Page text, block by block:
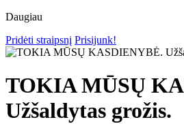
Daugiau
Pridėti straipsnį Prisijunk!
TOKIA MŪSŲ
Užšaldytas grožis.